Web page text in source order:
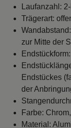
Laufanzahl:
Trägerart:
zur Mitte der
Endstückes
der
Farbe:
Material: